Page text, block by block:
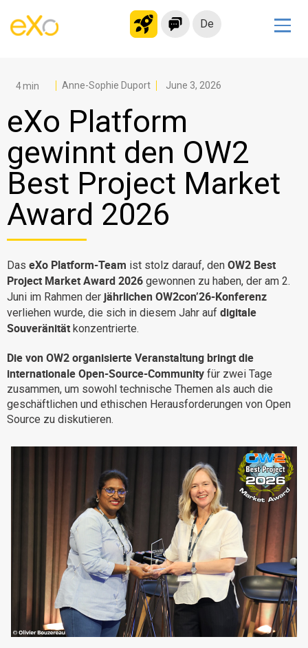
De
Modernes Intranet
kollaborationsplattform
Soziales Netzwerk
Wissensmanagement
Bewerbungsportal
Alternative zu Microsoft 365
Migration zur eXo Platform
Produkt
Plattform-Übersicht
Warum eXo
Mobil
Kein Code
Architektur
Sicherheit
Karriere
Ressourcen-Center
Testen Sie eXo
Anne-Sophie Duport June 3, 2026
eXo Platform
gewinnt den OW2
Best Project Market
Award 2026
Das eXo Platform-Team ist stolz darauf, den OW2 Best
Project Market Award 2026 gewonnen zu haben, der am 2.
Juni im Rahmen der jährlichen OW2con’26-Konferenz
verliehen wurde, die sich in diesem Jahr auf digitale
Souveränität konzentrierte.
Die von OW2 organisierte Veranstaltung bringt die
internationale Open-Source-Community für zwei Tage
zusammen, um sowohl technische Themen als auch die
geschäftlichen und ethischen Herausforderungen von Open
Source zu diskutieren.